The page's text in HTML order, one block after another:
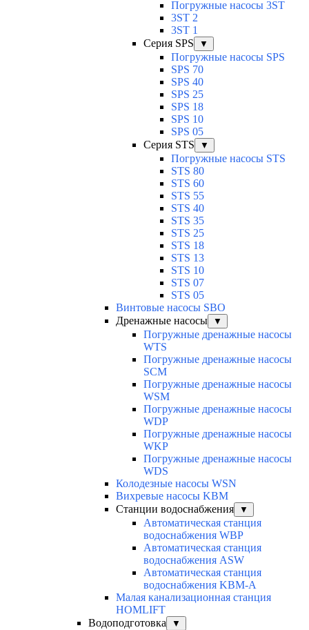
Погружные насосы 3ST
3ST 2
3ST 1
Серия SPS
▼
Погружные насосы SPS
SPS 70
SPS 40
SPS 25
SPS 18
SPS 10
SPS 05
Серия STS
▼
Погружные насосы STS
STS 80
STS 60
STS 55
STS 40
STS 35
STS 25
STS 18
STS 13
STS 10
STS 07
STS 05
Винтовые насосы SBO
Дренажные насосы
▼
Погружные дренажные насосы
WTS
Погружные дренажные насосы
SCM
Погружные дренажные насосы
WSM
Погружные дренажные насосы
WDP
Погружные дренажные насосы
WKP
Погружные дренажные насосы
WDS
Колодезные насосы WSN
Вихревые насосы KBM
Станции водоснабжения
▼
Автоматическая станция
водоснабжения WBP
Автоматическая станция
водоснабжения ASW
Автоматическая станция
водоснабжения KBM-A
Малая канализационная станция
HOMLIFT
Водоподготовка
▼